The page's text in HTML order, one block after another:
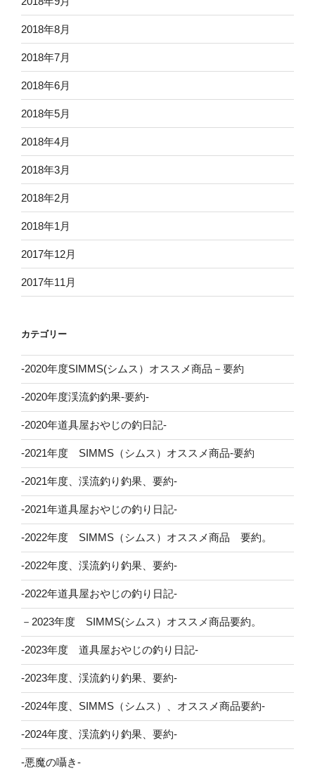
2018年8月
2018年7月
2018年6月
2018年5月
2018年4月
2018年3月
2018年2月
2018年1月
2017年12月
2017年11月
カテゴリー
-2020年度SIMMS(シムス）オススメ商品－要約
-2020年度渓流釣釣果-要約-
-2020年道具屋おやじの釣日記-
-2021年度 SIMMS（シムス）オススメ商品-要約
-2021年度、渓流釣り釣果、要約-
-2021年道具屋おやじの釣り日記-
-2022年度 SIMMS（シムス）オススメ商品 要約。
-2022年度、渓流釣り釣果、要約-
-2022年道具屋おやじの釣り日記-
－2023年度 SIMMS(シムス）オススメ商品要約。
-2023年度 道具屋おやじの釣り日記-
-2023年度、渓流釣り釣果、要約-
-2024年度、SIMMS（シムス）、オススメ商品要約-
-2024年度、渓流釣り釣果、要約-
-悪魔の囁き-